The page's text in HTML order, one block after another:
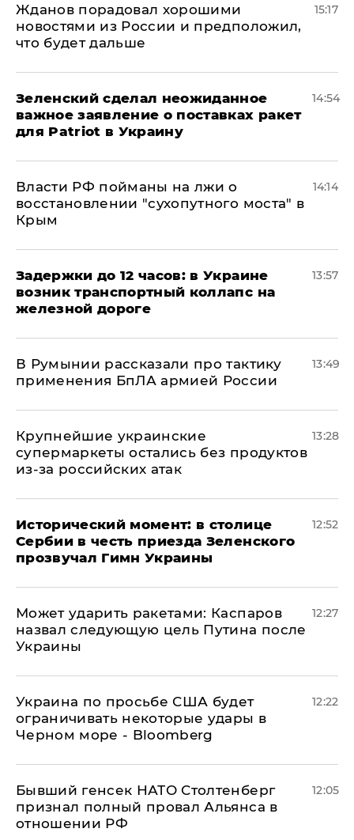
Жданов порадовал хорошими
новостями из России и предположил,
что будет дальше
15:17
Зеленский сделал неожиданное
важное заявление о поставках ракет
для Patriot в Украину
14:54
Власти РФ пойманы на лжи о
восстановлении "сухопутного моста" в
Крым
14:14
Задержки до 12 часов: в Украине
возник транспортный коллапс на
железной дороге
13:57
В Румынии рассказали про тактику
применения БпЛА армией России
13:49
Крупнейшие украинские
супермаркеты остались без продуктов
из-за российских атак
13:28
Исторический момент: в столице
Сербии в честь приезда Зеленского
прозвучал Гимн Украины
12:52
Может ударить ракетами: Каспаров
назвал следующую цель Путина после
Украины
12:27
Украина по просьбе США будет
ограничивать некоторые удары в
Черном море - Bloomberg
12:22
Бывший генсек НАТО Столтенберг
признал полный провал Альянса в
отношении РФ
12:05